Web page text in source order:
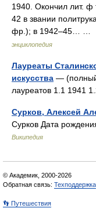
1940. Окончил лит. ф
42 в звании
фр.); в 1942–45… …
энциклопедия
Лауреаты
искусства —
лауреатов 1.1 1941
Сурков, Алексей
Сурков Дата
Википедия
© Академик, 2000-2026
Обратная связь: Техподдержка
👣 Путешествия